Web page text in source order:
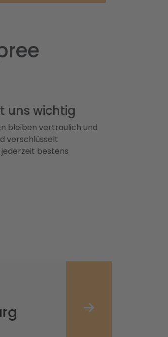
uns wichtig
bleiben vertraulich und
verschlüsselt
jederzeit bestens